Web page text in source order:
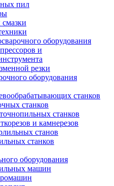
пил
оборудования
и
резки
оборудования
станков
станков
станков
и камнерезов
станов
станков
оборудования
машин